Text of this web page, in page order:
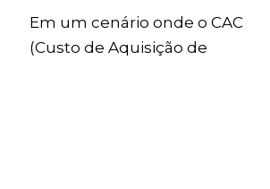
Em um cenário onde o CAC
(Custo de Aquisição de